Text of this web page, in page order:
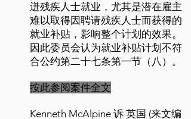
迸残疾人士就业，尤其是潜在雇主
难以取得因聘请残疾人士而获得的
就业补贴，影响整个计划的效果。
因此委员会认为就业补贴计划不符
合公约第二十七条第一节（八）。
按此参阅案件全文
Kenneth McAlpine 诉 英国 (来文编